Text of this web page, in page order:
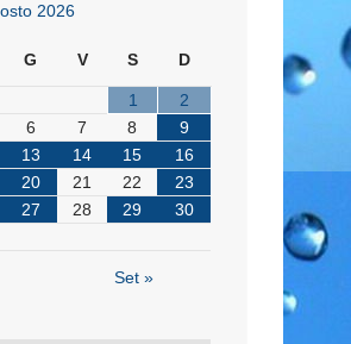
2026
G V S D
1
2
6 7 8
9
13 14 15
16
20 21 22
23
27 28 29
30
Set »